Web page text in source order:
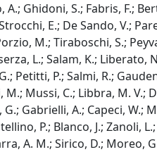
Ghidoni, S.; Fabris, F.;
E.; De Sando, V.;
M.; Tiraboschi, S.;
L.; Salam, K.; Liberato,
Petitti, P.; Salmi, R.;
Mussi, C.; Libbra, M. V.;
Gabrielli, A.; Capeci, W.;
P.; Blanco, J.; Zanoli,
A. M.; Sirico, D.; Moreo,